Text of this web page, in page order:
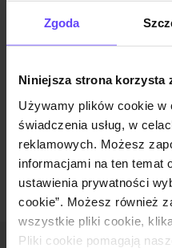
Zgoda
Niniejsza strona korzysta
Używamy plików cookie w
świadczenia usług, w
reklamowych. Możesz
informacjami na ten temat
ustawienia prywatności
cookie”. Możesz również
wszystkie pliki cookie,
Pliki cookie pomagają
Szczegóły
Skład i wymiary
Opinie